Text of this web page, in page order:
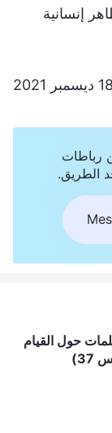
إنسانية
18 ديسمبر 2021
رباطات
الطريق.
حول القيام